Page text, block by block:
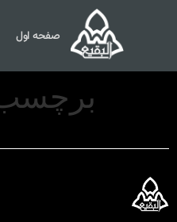
صفحه اول